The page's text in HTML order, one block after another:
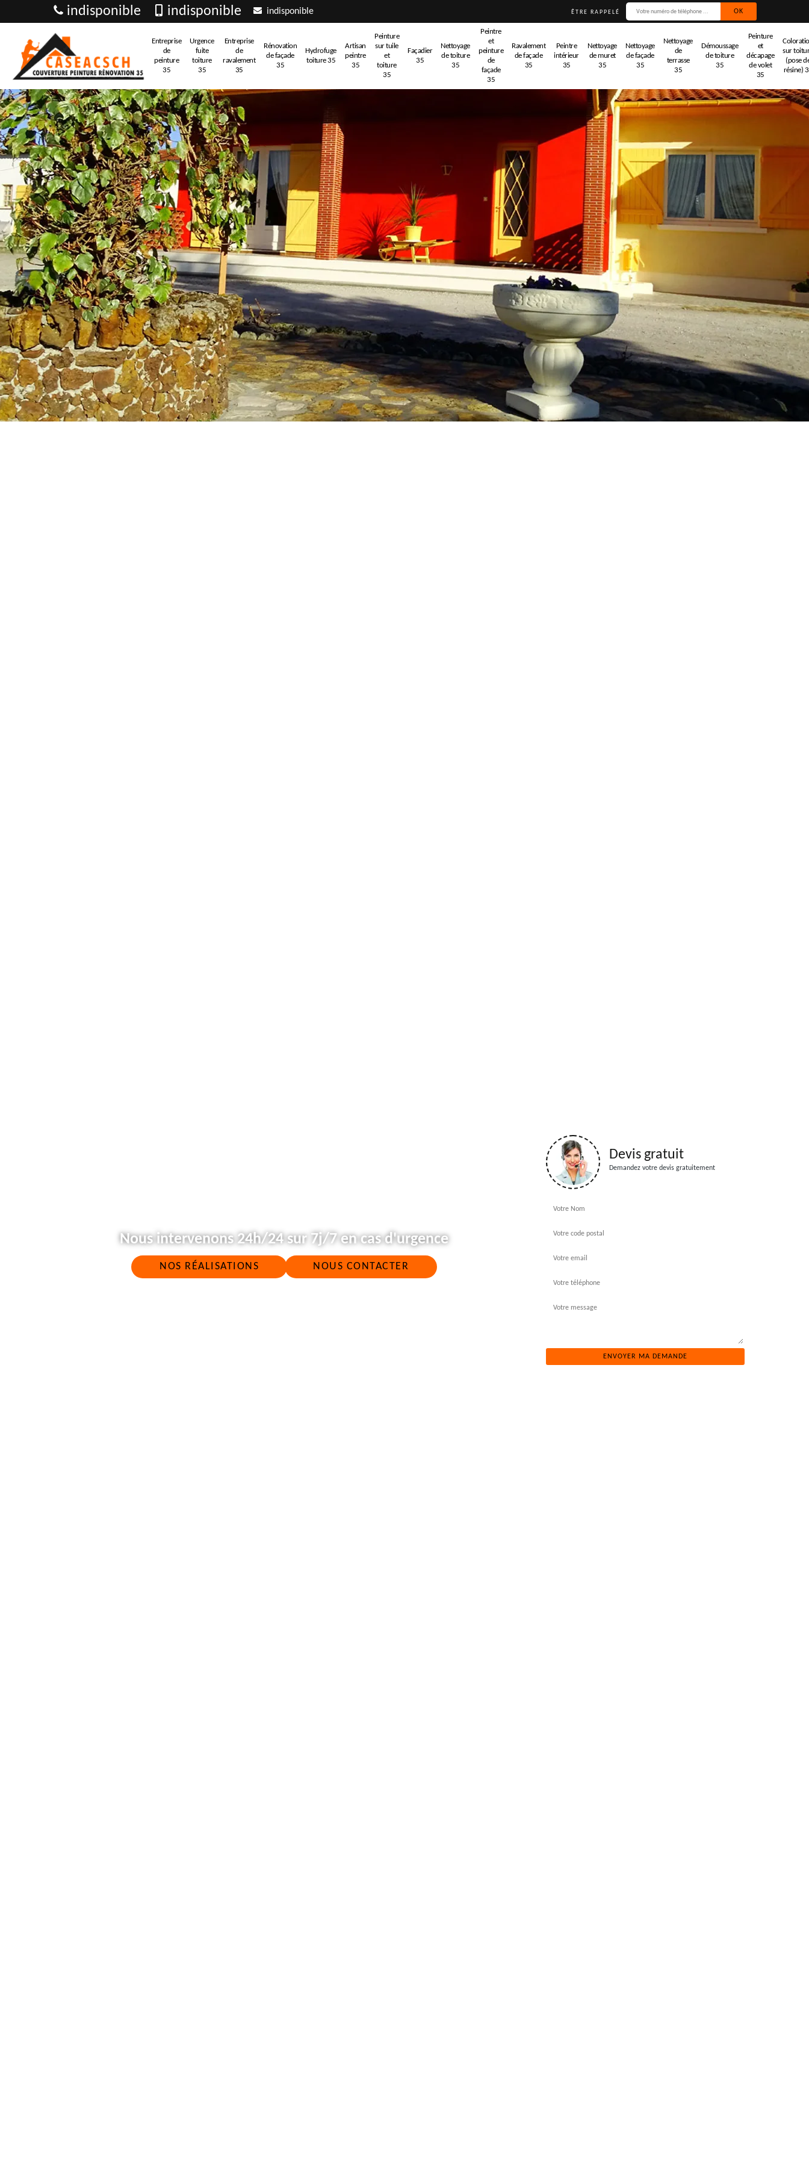
indisponible indisponible indisponible ÊTRE RAPPELÉ
Entreprise
de
peinture
35
Urgence
fuite
toiture
35
Entreprise
de
ravalement
35
Rénovation
de façade
35
Hydrofuge
toiture 35
Artisan
peintre
35
Peinture
sur tuile
et
toiture
35
Façadier
35
Nettoyage
de toiture
35
Peintre
et
peinture
de
façade
35
Ravalement
de façade
35
Peintre
intérieur
35
Nettoyage
de muret
35
Nettoyage
de façade
35
Nettoyage
de
terrasse
35
Démoussage
de toiture
35
Peinture
et
décapage
de volet
35
sur
(pose
résine)
Nous intervenons 24h/24 sur 7j/7 en cas d'urgence
NOS RÉALISATIONS NOUS CONTACTER
Devis gratuit
Demandez votre devis gratuitement